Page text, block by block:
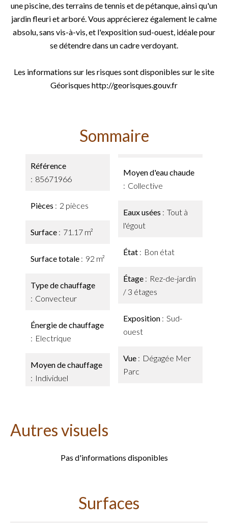
une piscine, des terrains de tennis et de pétanque, ainsi qu'un
jardin fleuri et arboré. Vous apprécierez également le calme
absolu, sans vis-à-vis, et l'exposition sud-ouest, idéale pour
se détendre dans un cadre verdoyant.
Les informations sur les risques sont disponibles sur le site
Géorisques http://georisques.gouv.fr
Sommaire
Référence
85671966
Pièces 2 pièces
Surface 71.17 m²
Surface totale 92 m²
Type de chauffage
Convecteur
Énergie de chauffage
Electrique
Moyen de chauffage
Individuel
Moyen d'eau chaude
Collective
Eaux usées
Tout à
l'égout
État Bon état
Étage
Rez-de-jardin
/ 3 étages
Exposition
Sud-
ouest
Vue
Dégagée Mer
Parc
Autres visuels
Pas d'informations disponibles
Surfaces